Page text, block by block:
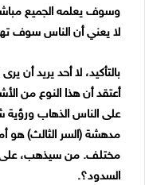
وسوف يعلمه الجميع
لا يعني أن الناس سوف
بالتأكيد، لا أحد يريد أن
أعتقد أن هذا النوع من
على الناس الذهاب
مدهشة (السر الثالث) هو
مختلف. من سيذهب، على
السدود؟.